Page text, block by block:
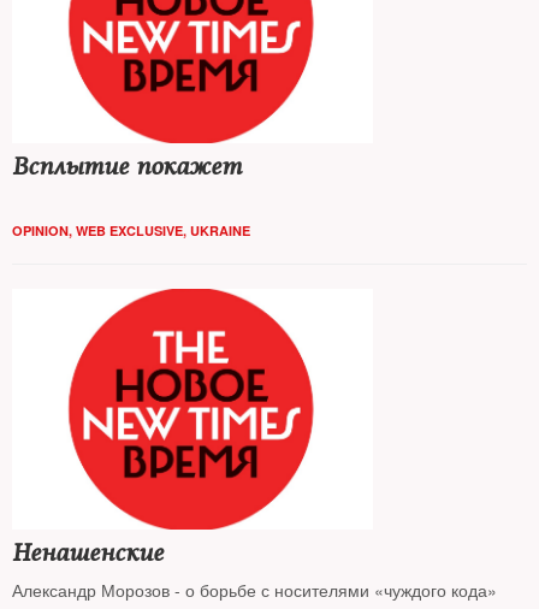
Всплытие покажет
OPINION, WEB EXCLUSIVE, UKRAINE
Ненашенские
Александр Морозов - о борьбе с носителями «чуждого кода»